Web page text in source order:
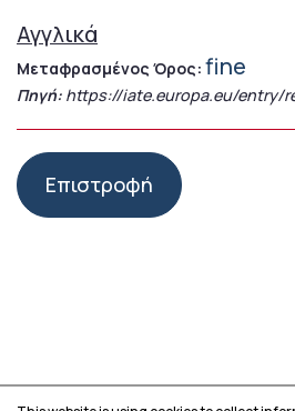
Αγγλικά
Μεταφρασμένος Όρος: fine
Πηγή: https://iate.europa.eu/entry/
Επιστροφή